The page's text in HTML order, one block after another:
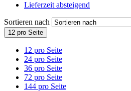
Lieferzeit absteigend
Sortieren nach
12 pro Seite
12 pro Seite
24 pro Seite
36 pro Seite
72 pro Seite
144 pro Seite